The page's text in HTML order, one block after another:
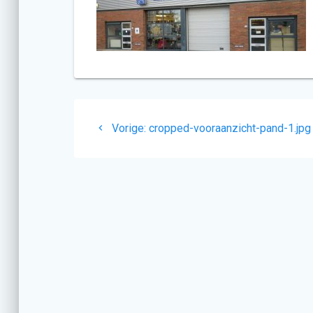
Berichtnavigatie
Vorige: Vorig
cropped-vooraanzicht-pand-1.jpg